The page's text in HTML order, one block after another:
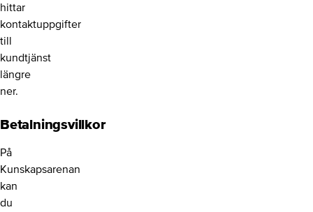
hittar
kontaktuppgifter
till
kundtjänst
längre
ner.
Betalningsvillkor
På
Kunskapsarenan
kan
du